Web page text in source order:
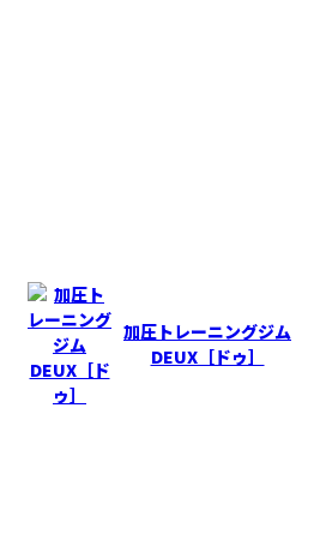
加圧トレーニングジム
DEUX［ドゥ］
腹減ったら！
2023-6-29
自宅に帰宅して腹減ったら“０ｋ
毎回、決めた食事以外は食べよ
今回は何故か？いろいろ食べた